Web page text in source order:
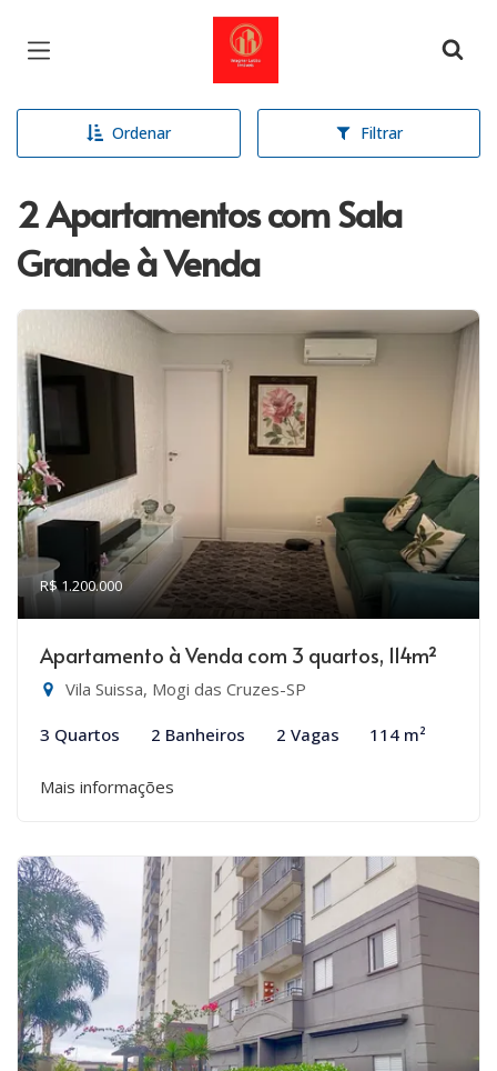
Página inicial
Ordenar Filtrar
2 Apartamentos com Sala
Grande à Venda
R$ 1.200.000
Apartamento à Venda com 3 quartos, 114m²
Vila Suissa, Mogi das Cruzes-SP
3 Quartos 2 Banheiros 2 Vagas 114 m²
Mais informações